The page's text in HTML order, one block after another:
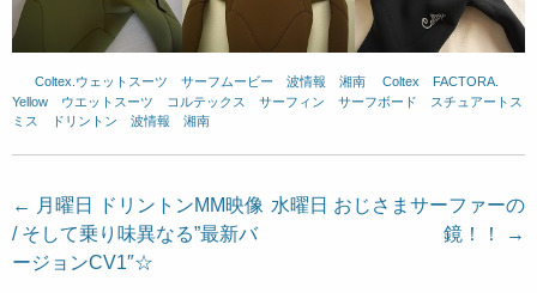
Coltex.ウェットスーツ サーフムービー 波情報 湘南 Coltex FACTORA.
Yellow
ウエットスーツ コルテックス サーフィン サーフボード
スチュアートス
ミス
ドリントン 波情報 湘南
投
稿
ナ
← 月曜日 ドリントンMM映像
/ そして乗り味異なる”最新バ
ージョンCV1″☆
水曜日 おじさまサーファーの
鏡！！
→